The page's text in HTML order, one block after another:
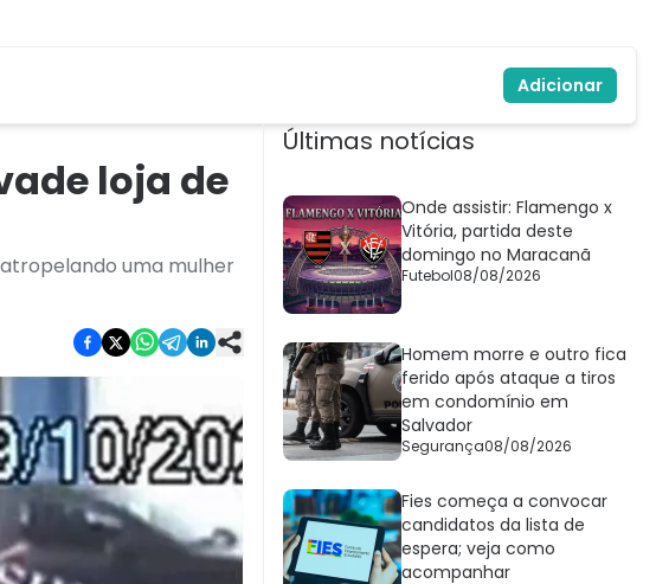
Adicionar
loja de
uma mulher
Últimas notícias
Onde assistir: Flamengo x
Vitória, partida deste
domingo no Maracanã
Futebol08/08/2026
Homem morre e outro fica
ferido após ataque a tiros
em condomínio em
Salvador
Segurança08/08/2026
Fies começa a convocar
candidatos da lista de
espera; veja como
acompanhar